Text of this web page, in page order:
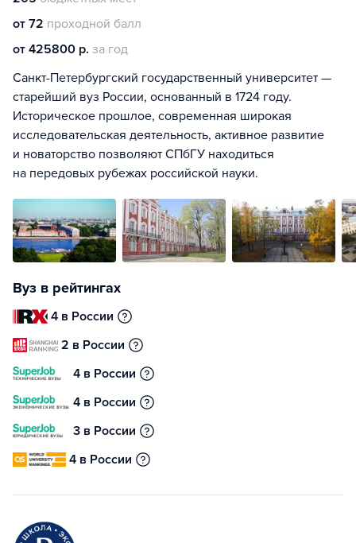
от 72 проходной балл
от 425800 р. за год
Санкт-Петербургский государственный университет —
старейший вуз России, основанный в 1724 году.
Историческое прошлое, современная широкая
исследовательская деятельность, активное развитие
и новаторство позволяют СПбГУ находиться
на передовых рубежах российской науки.
Вуз в рейтингах
4 в России
2 в России
4 в России
4 в России
3 в России
4 в России